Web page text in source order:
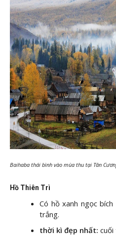
Baihaba thái bình vào mùa thu tại Tân
Hồ Thiên Trì
Có hồ xanh ngọc
trắng.
thời kì đẹp nhất: cuối